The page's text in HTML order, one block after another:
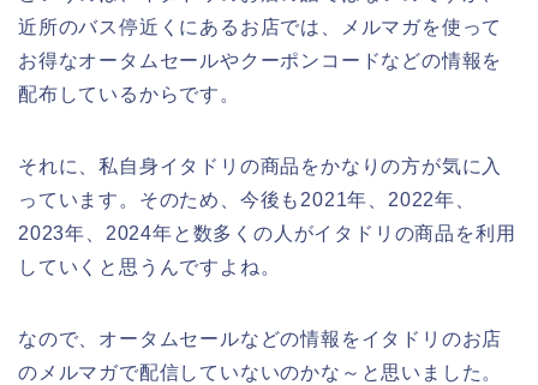
近所のバス停近くにあるお店では、メルマガを使って
お得なオータムセールやクーポンコードなどの情報を
配布しているからです。
それに、私自身イタドリの商品をかなりの方が気に入
っています。そのため、今後も2021年、2022年、
2023年、2024年と数多くの人がイタドリの商品を利用
していくと思うんですよね。
なので、オータムセールなどの情報をイタドリのお店
のメルマガで配信していないのかな～と思いました。